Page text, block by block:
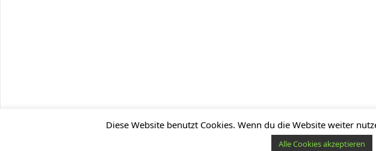
Diese Website benutzt Cookies. Wenn du die Website weiter
Alle Cookies akzeptieren